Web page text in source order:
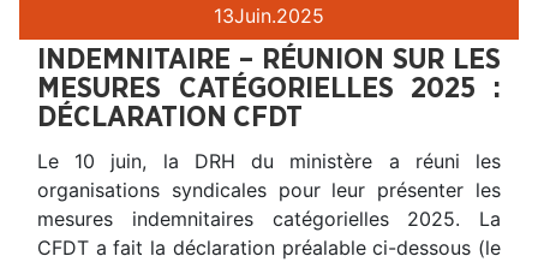
13Juin.2025
INDEMNITAIRE – RÉUNION SUR LES
MESURES CATÉGORIELLES 2025 :
DÉCLARATION CFDT
Le 10 juin, la DRH du ministère a réuni les
organisations syndicales pour leur présenter les
mesures indemnitaires catégorielles 2025. La
CFDT a fait la déclaration préalable ci-dessous (le